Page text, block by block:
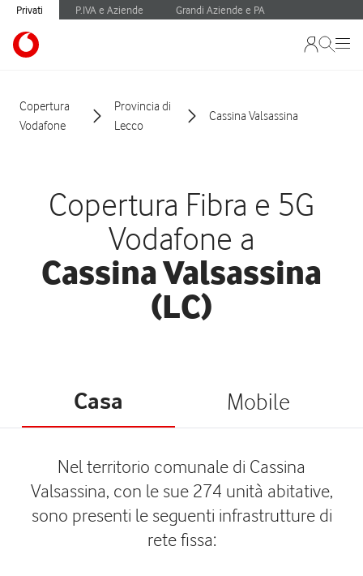
Privati P.IVA e Aziende Grandi Aziende e PA
Copertura
Vodafone
Provincia di
Lecco
Cassina Valsassina
Copertura Fibra e 5G
Vodafone a
Cassina Valsassina
(LC)
Casa Mobile
Nel territorio comunale di Cassina
Valsassina, con le sue 274 unità abitative,
sono presenti le seguenti infrastrutture di
rete fissa: